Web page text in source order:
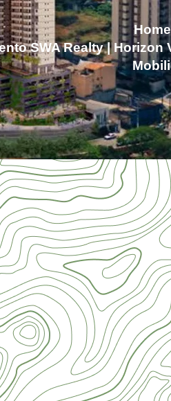
Home
SWA Realty |